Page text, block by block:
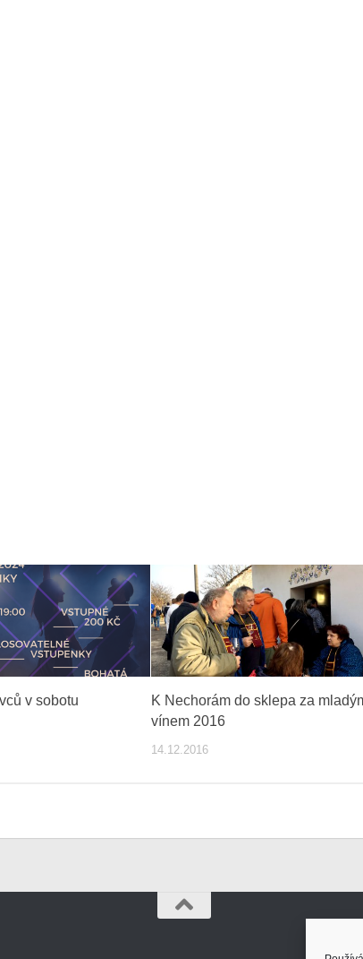
v sobotu
K Nechorám do sklepa za
vínem 2016
14.12.2016